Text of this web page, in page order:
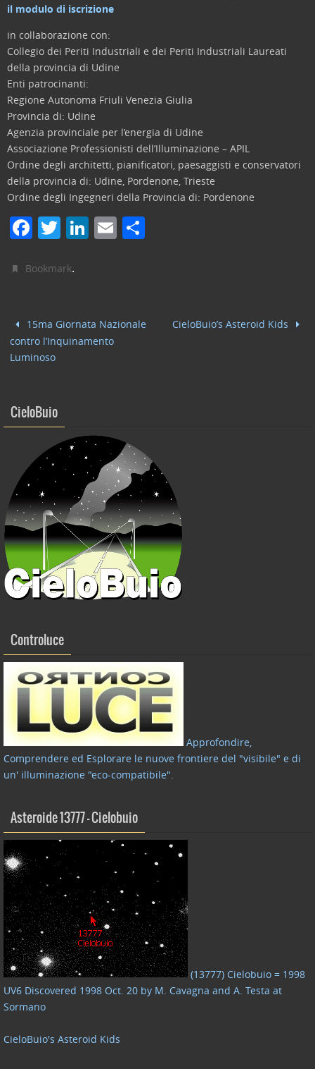
il modulo di iscrizione
in collaborazione con:
Collegio dei Periti Industriali e dei Periti Industriali Laureati
della provincia di Udine
Enti patrocinanti:
Regione Autonoma Friuli Venezia Giulia
Provincia di: Udine
Agenzia provinciale per l’energia di Udine
Associazione Professionisti dell’Illuminazione – APIL
Ordine degli architetti, pianificatori, paesaggisti e conservatori
della provincia di: Udine, Pordenone, Trieste
Ordine degli Ingegneri della Provincia di: Pordenone
F
c
b
o
o
T
itt
Li
dI
n
E
vi
Bookmark.
15ma Giornata Nazionale
contro l’Inquinamento
Luminoso
CieloBuio’s Asteroid Kids
CieloBuio
Controluce
Approfondire,
Comprendere ed Esplorare le nuove frontiere del "visibile" e di
un' illuminazione "eco-compatibile".
Asteroide 13777 – Cielobuio
(13777) Cielobuio = 1998
UV6 Discovered 1998 Oct. 20 by M. Cavagna and A. Testa at
Sormano
CieloBuio's Asteroid Kids